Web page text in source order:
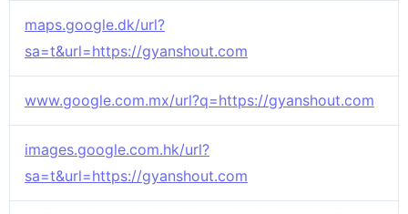
maps.google.dk/url?
sa=t&url=https://gyanshout.com
www.google.com.mx/url?q=https://gyanshout.com
images.google.com.hk/url?
sa=t&url=https://gyanshout.com